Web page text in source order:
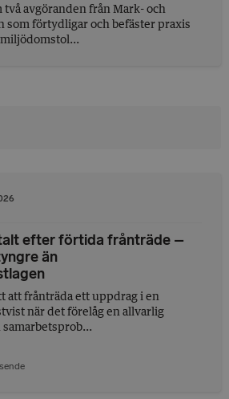
två avgöranden från Mark- och
som förtydligar och befäster praxis
efter förtida frånträde –
än
att frånträda ett uppdrag i en
när det förelåg en allvarlig